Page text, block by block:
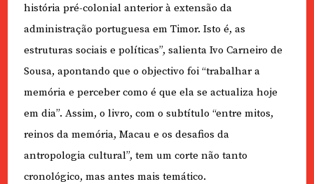
história pré-colonial anterior à extensão da
administração portuguesa em Timor. Isto é, as
estruturas sociais e políticas”, salienta Ivo Carneiro de
Sousa, apontando que o objectivo foi “trabalhar a
memória e perceber como é que ela se actualiza hoje
em dia”. Assim, o livro, com o subtítulo “entre mitos,
reinos da memória, Macau e os desafios da
antropologia cultural”, tem um corte não tanto
cronológico, mas antes mais temático.